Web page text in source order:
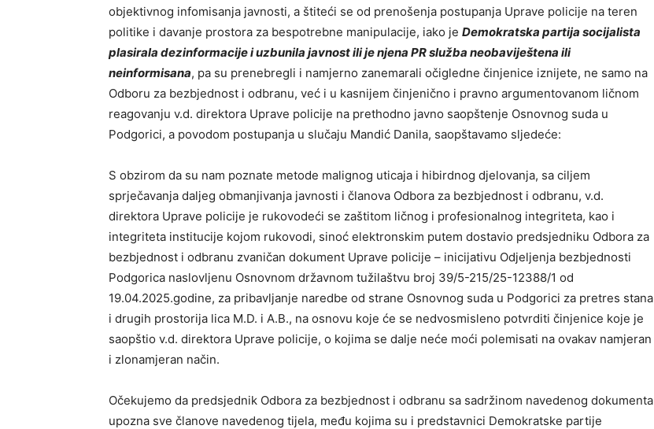
objektivnog infomisanja javnosti, a štiteći se od prenošenja postupanja Uprave policije na teren
politike i davanje prostora za bespotrebne manipulacije, iako je Demokratska partija socijalista
plasirala dezinformacije i uzbunila javnost ili je njena PR služba neobaviještena ili
neinformisana, pa su prenebregli i namjerno zanemarali očigledne činjenice iznijete, ne samo na
Odboru za bezbjednost i odbranu, već i u kasnijem činjenično i pravno argumentovanom ličnom
reagovanju v.d. direktora Uprave policije na prethodno javno saopštenje Osnovnog suda u
Podgorici, a povodom postupanja u slučaju Mandić Danila, saopštavamo sljedeće:
S obzirom da su nam poznate metode malignog uticaja i hibirdnog djelovanja, sa ciljem
sprječavanja daljeg obmanjivanja javnosti i članova Odbora za bezbjednost i odbranu, v.d.
direktora Uprave policije je rukovodeći se zaštitom ličnog i profesionalnog integriteta, kao i
integriteta institucije kojom rukovodi, sinoć elektronskim putem dostavio predsjedniku Odbora za
bezbjednost i odbranu zvaničan dokument Uprave policije – inicijativu Odjeljenja bezbjednosti
Podgorica naslovljenu Osnovnom državnom tužilaštvu broj 39/5-215/25-12388/1 od
19.04.2025.godine, za pribavljanje naredbe od strane Osnovnog suda u Podgorici za pretres stana
i drugih prostorija lica M.D. i A.B., na osnovu koje će se nedvosmisleno potvrditi činjenice koje je
saopštio v.d. direktora Uprave policije, o kojima se dalje neće moći polemisati na ovakav namjeran
i zlonamjeran način.
Očekujemo da predsjednik Odbora za bezbjednost i odbranu sa sadržinom navedenog dokumenta
upozna sve članove navedenog tijela, među kojima su i predstavnici Demokratske partije